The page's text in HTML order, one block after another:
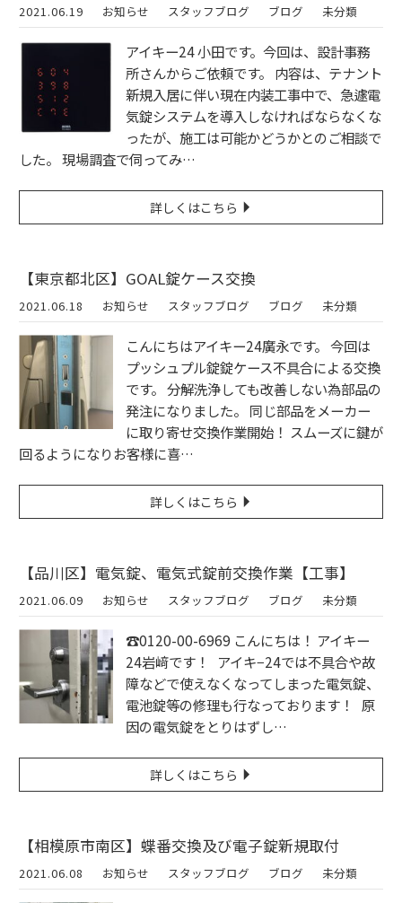
2021.06.19 お知らせ スタッフブログ ブログ 未分類
アイキー24 小田です。今回は、設計事務
所さんからご依頼です。 内容は、テナント
新規入居に伴い現在内装工事中で、急遽電
気錠システムを導入しなければならなくな
ったが、施工は可能かどうかとのご相談で
した。 現場調査で伺ってみ…
詳しくはこちら
【東京都北区】GOAL錠ケース交換
2021.06.18 お知らせ スタッフブログ ブログ 未分類
こんにちはアイキー24廣永です。 今回は
プッシュプル錠錠ケース不具合による交換
です。 分解洗浄しても改善しない為部品の
発注になりました。 同じ部品をメーカー
に取り寄せ交換作業開始！ スムーズに鍵が
回るようになりお客様に喜…
詳しくはこちら
【品川区】電気錠、電気式錠前交換作業【工事】
2021.06.09 お知らせ スタッフブログ ブログ 未分類
☎︎0120-00-6969 こんにちは！ アイキー
24岩﨑です！ アイキ−24では不具合や故
障などで使えなくなってしまった電気錠、
電池錠等の修理も行なっております！ 原
因の電気錠をとりはずし…
詳しくはこちら
【相模原市南区】蝶番交換及び電子錠新規取付
2021.06.08 お知らせ スタッフブログ ブログ 未分類